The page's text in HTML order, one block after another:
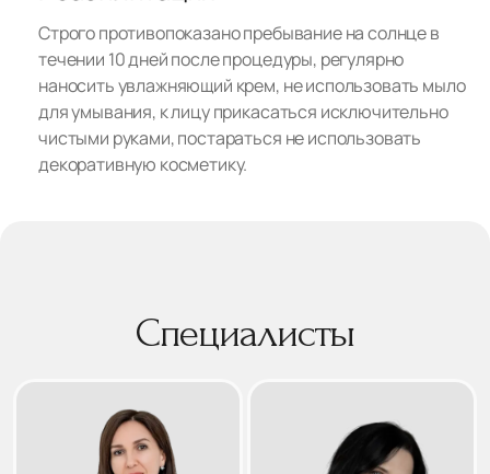
Строго противопоказано пребывание на солнце в
течении 10 дней после процедуры, регулярно
наносить увлажняющий крем, не использовать мыло
для умывания, к лицу прикасаться исключительно
чистыми руками, постараться не использовать
декоративную косметику.
Специалисты